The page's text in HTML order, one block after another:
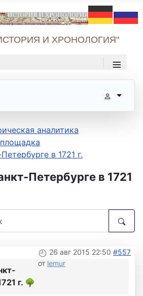
И ХРОНОЛОГИЯ"
≡
аналитика
в 1721 г.
Петербурге в 1721
26 авг 2015 22:50 #557
от lemur
г. 🌳